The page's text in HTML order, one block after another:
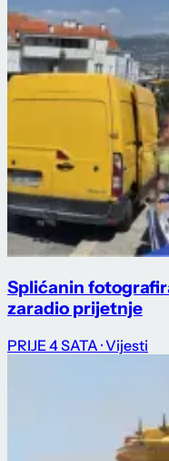
Splićanin
zaradio prijetnje
PRIJE 4 SATA · Vijesti